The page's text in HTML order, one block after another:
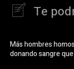
Te
Más hombres
donando sangre